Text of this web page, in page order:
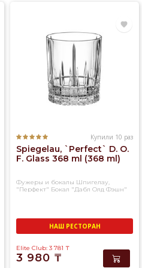
Купили 10 раз
Spiegelau, `Perfect` D. O.
F. Glass 368 ml (368 ml)
Фужеры и бокалы Шпигелау,
"Перфект" Бокал "Дабл Олд Фэшн"
НАШ РЕСТОРАН
Elite Club: 3 781 ₸
3 980 ₸